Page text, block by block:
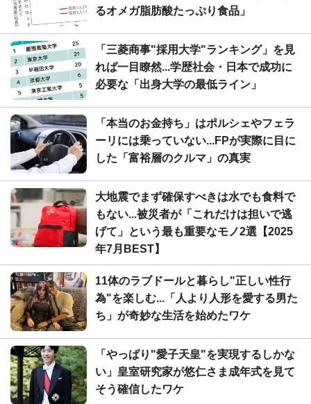
るオメガ脂肪酸たっぷり食品」
「三菱商事"採用大学"ランキング」を見
れば一目瞭然...学歴社会・日本で成功に
必要な「出身大学の最低ライン」
「本当のお金持ち」はポルシェやフェラ
ーリには乗っていない...FPが実際に目に
した「富裕層のクルマ」の真実
大地震でまず確保すべきは水でも食料で
もない...被災者が「これだけは担いで逃
げて」という最も重要なモノ2選【2025
年7月BEST】
11体のラブドールと暮らし"正しい性行
為"を楽しむ...「人より人形を愛する男た
ち」が奇妙な生活を始めたワケ
「やっぱり"愛子天皇"を実現するしかな
い」皇室研究家が悠仁さま成年式を見て
そう確信したワケ